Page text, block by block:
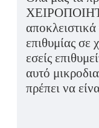
επιθυμίας σε
εσείς
αυτό
πρέπει να